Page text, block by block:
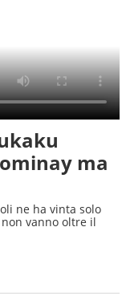
ma
ne ha vinta solo
vanno oltre il